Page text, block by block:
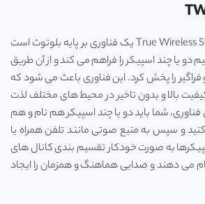
تکنولوژی TWS یا True Wireless Stereo یک فناوری بر پایه بلوتوث است
دو یا چند اسپیکر را فراهم می‌ کند و از آن طریق
را پخش کرد. این فناوری باعث می ‌شود که
بالا و بدون تاخیر در محیط‌ های مختلف لذت
فناوری، شما باید دو یا چند اسپیکر هم نام و هم
و سپس به منبع صوتی مانند تلفن همراه یا
به صورت خودکار تقسیم ‌بندی کانال ‌های
می ‌دهند و صدایی هماهنگ و همزمان را ایجاد